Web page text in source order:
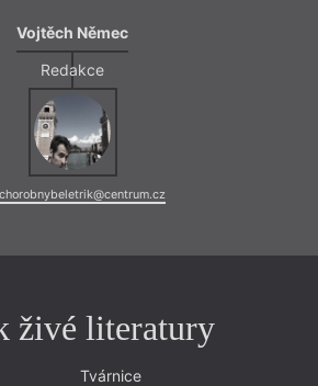
Vojtěch Němec
Redakce
chorobnybeletrik@centrum.cz
živé literatury
Tvárnice